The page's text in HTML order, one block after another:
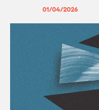
01/04/2026